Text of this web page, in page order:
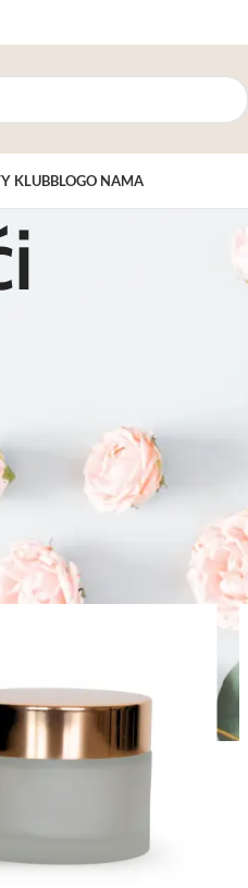
KLUBBLOGO NAMA
pronaći ćete širok izbor lončića
izradom, izdržljivošću i
svrhe.
ambalažu koja će osigurati